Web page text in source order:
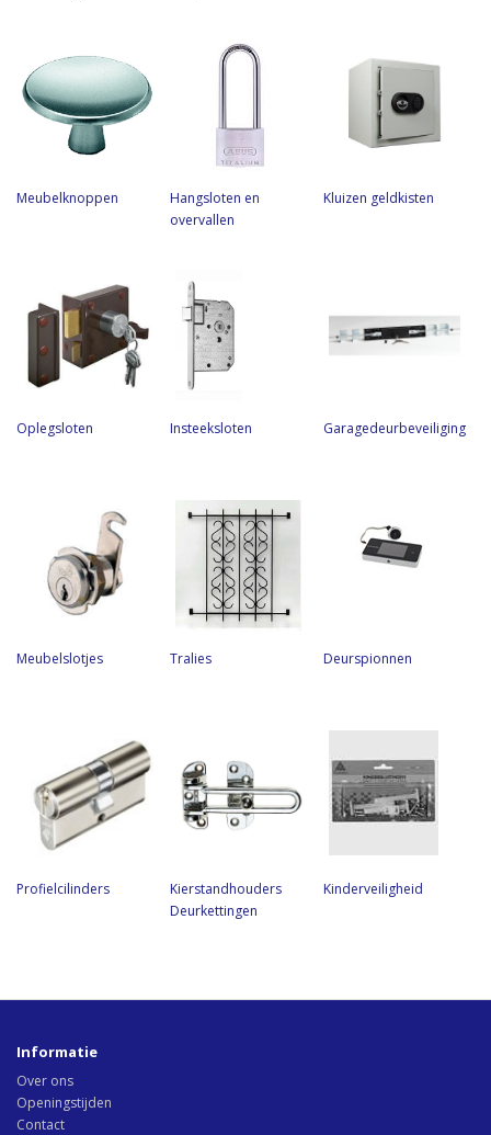
Meubelknoppen
Hangsloten en
overvallen
Kluizen geldkisten
Oplegsloten Insteeksloten Garagedeurbeveiliging
Meubelslotjes Tralies Deurspionnen
Profielcilinders
Kierstandhouders
Deurkettingen
Kinderveiligheid
Informatie
Over ons
Openingstijden
Contact